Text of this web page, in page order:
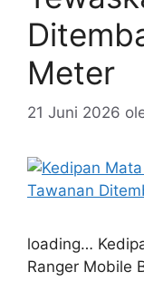
Meter
21 Juni 2026
loading…
Ranger Mobile